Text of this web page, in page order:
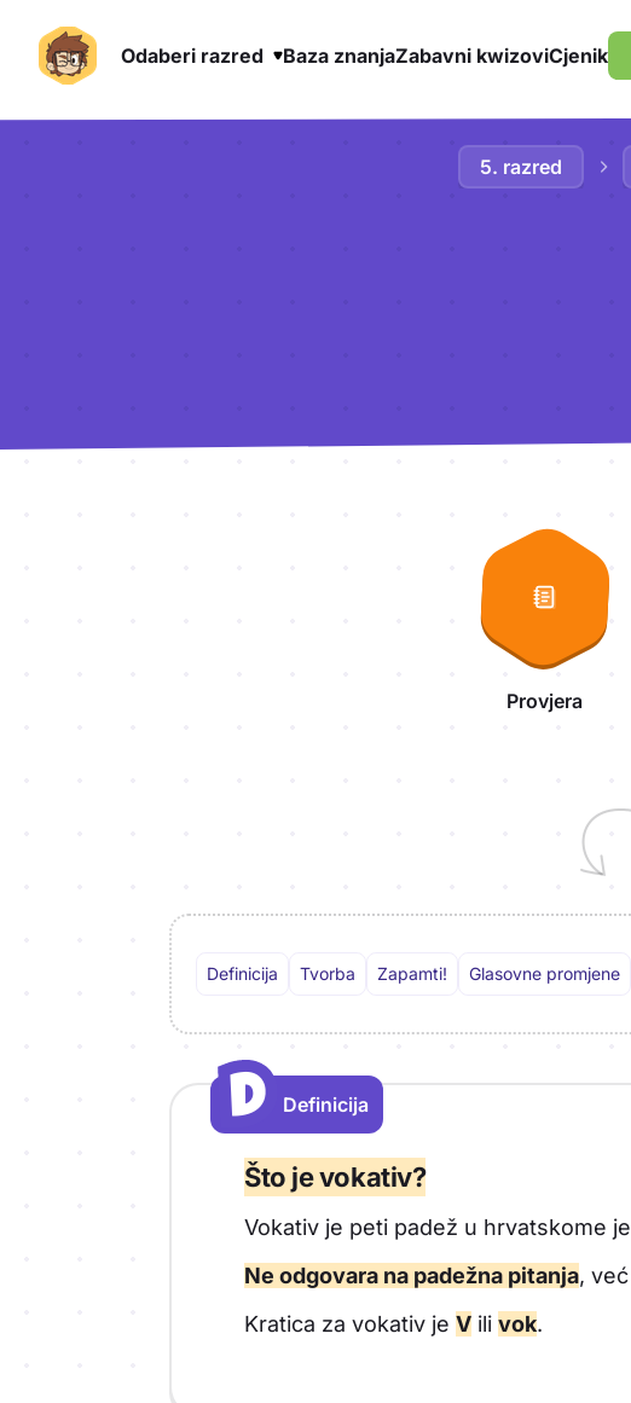
Odaberi razred Baza znanjaZabavni kwizoviCjenik
5. razred
Provjera
Definicija Tvorba Zapamti! Glasovne promjene
D
D
Definicija
Što je vokativ?
Vokativ je peti padež u hrvatskome
Ne odgovara na padežna pitanja,
Kratica za vokativ je V ili vok.